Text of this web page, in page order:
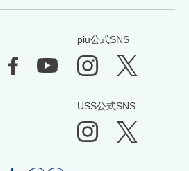
piu公式SNS
USS公式SNS